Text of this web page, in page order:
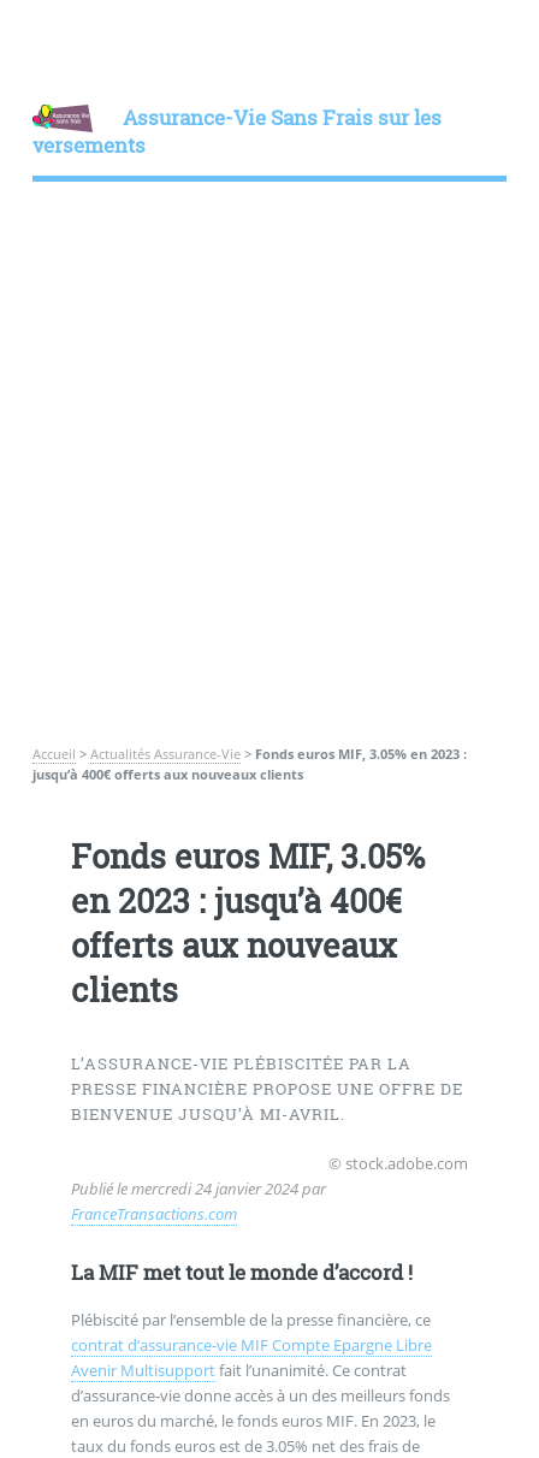
Assurance-Vie Sans Frais sur les
versements
Accueil > Actualités Assurance-Vie> Fonds euros MIF, 3.05% en 2023 :
jusqu’à 400€ offerts aux nouveaux clients
Fonds euros MIF, 3.05%
en 2023 : jusqu’à 400€
offerts aux nouveaux
clients
L’ASSURANCE-VIE PLÉBISCITÉE PAR LA
PRESSE FINANCIÈRE PROPOSE UNE OFFRE DE
BIENVENUE JUSQU’À MI-AVRIL.
© stock.adobe.com
Publié lemercredi 24 janvier 2024par
FranceTransactions.com
La MIF met tout le monde d’accord !
Plébiscité par l’ensemble de la presse financière, ce
contrat d’assurance-vie MIF Compte Epargne Libre
Avenir Multisupportfait l’unanimité. Ce contrat
d’assurance-vie donne accès à un des meilleurs fonds
en euros du marché, le fonds euros MIF. En 2023, le
taux du fonds euros est de 3.05% net des frais de